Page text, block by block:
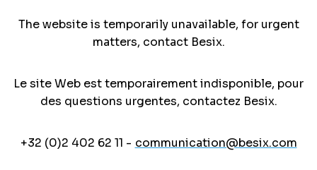
The website is temporarily unavailable, for urgent
matters, contact Besix.
Le site Web est temporairement indisponible, pour
des questions urgentes, contactez Besix.
+32 (0)2 402 62 11 - communication@besix.com